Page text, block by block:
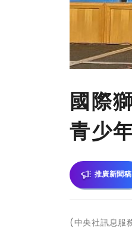
國際
青少
推廣新聞稿
(中央社訊息服